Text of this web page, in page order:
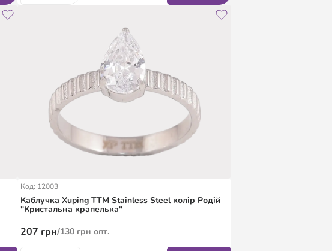
Код: 12003
Каблучка Xuping TTM Stainless Steel колір Родій
"Кристальна крапелька"
207 грн/130 грн опт.